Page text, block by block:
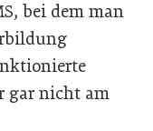
bei dem man
gar nicht am